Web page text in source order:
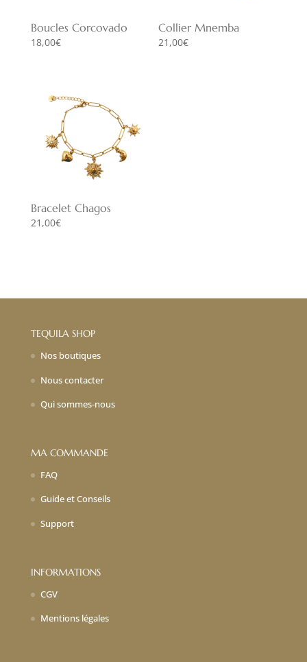
Boucles Corcovado
18,00€
Collier Mnemba
21,00€
Bracelet Chagos
21,00€
TEQUILA SHOP
Nos boutiques
Nous contacter
Qui sommes-nous
MA COMMANDE
FAQ
Guide et Conseils
Support
INFORMATIONS
CGV
Mentions légales